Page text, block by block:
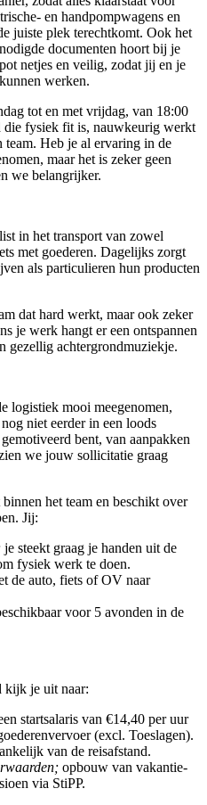
en handpompwagens en
juiste plek terechtkomt. Ook het
documenten hoort bij je
netjes en veilig, zodat jij en je
werken.
tot en met vrijdag, van 18:00
die fysiek fit is, nauwkeurig werkt
team. Heb je al ervaring in de
maar het is zeker geen
we belangrijker.
in het transport van zowel
met goederen. Dagelijks zorgt
als particulieren hun producten
dat hard werkt, maar ook zeker
je werk hangt er een ontspannen
gezellig achtergrondmuziekje.
logistiek mooi meegenomen,
niet eerder in een loods
bent, van aanpakken
we jouw sollicitatie graag
het team en beschikt over
Jij:
je steekt graag je handen uit de
fysiek werk te doen.
de auto, fiets of OV naar
voor 5 avonden in de
kijk je uit naar:
startsalaris van €14,40 per uur
(excl. Toeslagen).
van de reisafstand.
opbouw van vakantie-
via StiPP.